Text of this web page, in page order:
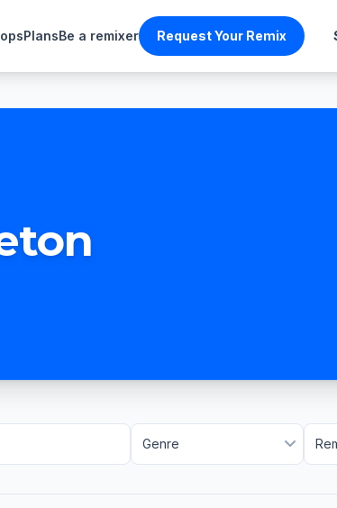
PlansBe a remixer Request Your Remix